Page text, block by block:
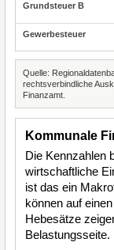
Quelle:
rechtsverbindliche
Finanzamt.
Kommunale
Die Kennzahlen
wirtschaftliche
ist das ein
können auf
Hebesätze
Belastungsseite.